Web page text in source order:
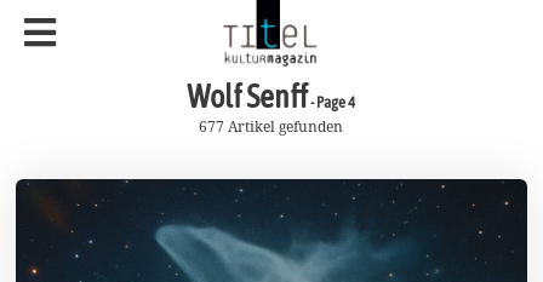
Wolf Senff- Page 4
677 Artikel gefunden